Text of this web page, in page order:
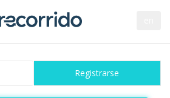
Registrarse